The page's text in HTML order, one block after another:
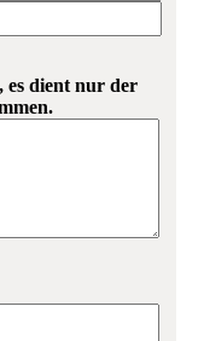
es dient nur der